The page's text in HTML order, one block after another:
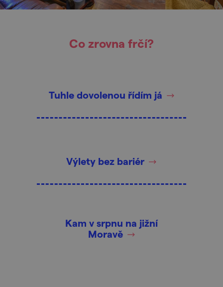
Co zrovna frčí?
Tuhle dovolenou řídím já
Výlety bez bariér
Kam v srpnu na jižní
Moravě